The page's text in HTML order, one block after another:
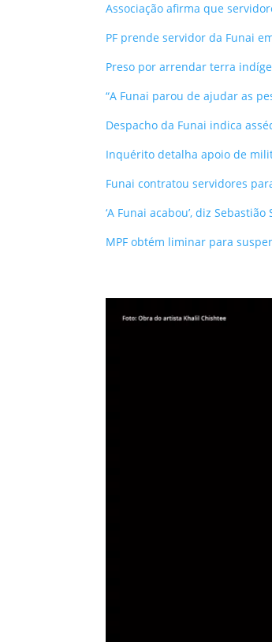
Associação afirma que
PF prende servidor da Funai
Preso por arrendar terra
“A Funai parou de ajudar as
Despacho da Funai indica
Inquérito detalha apoio de
Funai contratou servidores
‘A Funai acabou’, diz
MPF obtém liminar para